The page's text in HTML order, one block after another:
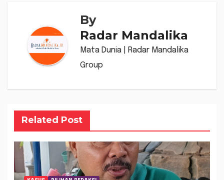
By
Radar Mandalika
Mata Dunia | Radar Mandalika
Group
Related Post